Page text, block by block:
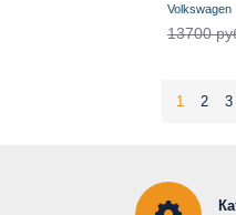
Volkswagen
13700
1 2 3